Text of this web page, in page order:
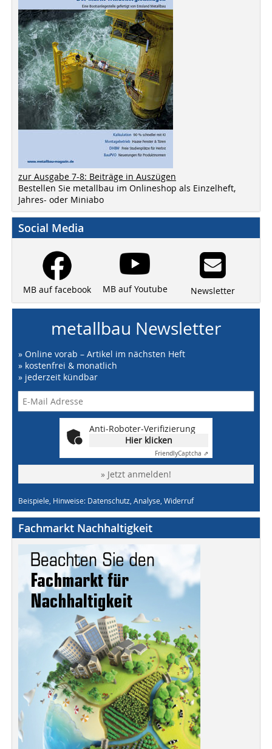
zur Ausgabe 7-8: Beiträge in Auszügen
Bestellen Sie metallbau im Onlineshop als Einzelheft,
Jahres- oder Miniabo
Social Media
MB auf facebook MB auf Youtube Newsletter
metallbau Newsletter
» Online vorab – Artikel im nächsten Heft
» kostenfrei & monatlich
» jederzeit kündbar
Anti-Roboter-Verifizierung
Hier klicken
FriendlyCaptcha ⇗
» Jetzt anmelden!
Beispiele, Hinweise: Datenschutz, Analyse, Widerruf
Fachmarkt Nachhaltigkeit